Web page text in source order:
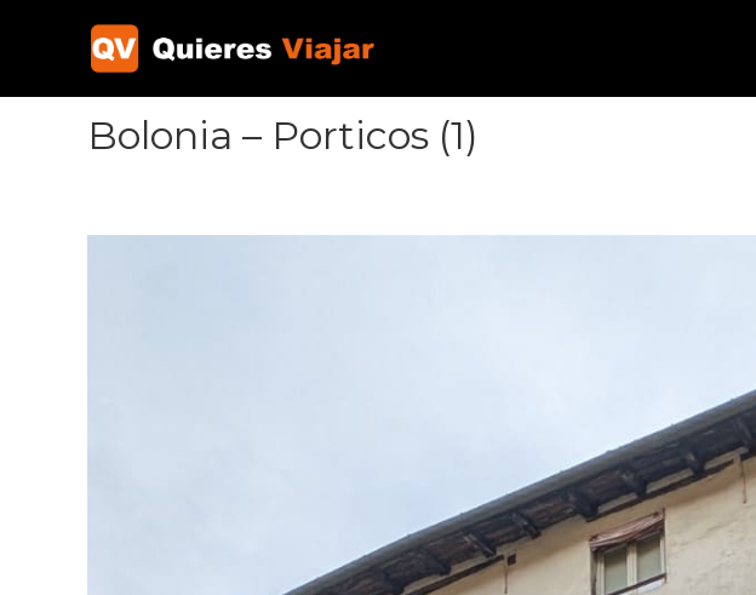
Bolonia – Porticos (1)